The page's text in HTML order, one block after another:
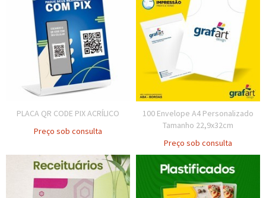
PLACA QR CODE PIX ACRÍLICO
Preço sob consulta
100 Envelope A4 Personalizado
Tamanho 22,9x32cm
Preço sob consulta